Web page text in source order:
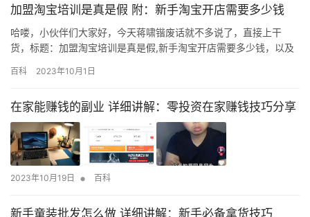
加盟淘宝培训是真是假 附：新手淘宝开店需要多少钱
哈喽，小伙伴们大家好，今天蒋啸锴废话就不多说了，直接上干
货，标题：加盟淘宝培训是真是假,新手淘宝开店需要多少钱，以及
达的全部理解，相信你已经离大牛不远了哈！ 下面都市领航学校邓
官网进入。 2、在登录页面，输入淘宝账户及密码登录，如果忘记密
码…
百科 2023年10月1日
在家能赚钱的副业 详细讲解：零投资在家赚钱技巧分享
2023年10月19日 • 百科
新手童装批发怎么做 详细讲解：新手必备拿货技巧